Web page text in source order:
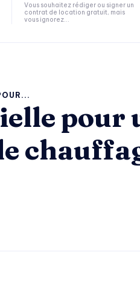
Vous souhaitez rédiger ou signer un
contrat de location gratuit, mais
vous ignorez...
pour